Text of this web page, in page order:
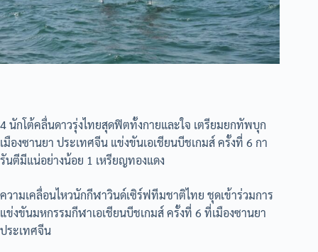
4 นักโต้คลื่นดาวรุ่งไทยสุดฟิตทั้งกายและใจ เตรียมยกทัพบุก
เมืองซานยา ประเทศจีน แข่งขันเอเชียนบีชเกมส์ ครั้งที่ 6 กา
รันตีมีแน่อย่างน้อย 1 เหรียญทองแดง
ความเคลื่อนไหวนักกีฬาวินด์เซิร์ฟทีมชาติไทย ชุดเข้าร่วมการ
แข่งขันมหกรรมกีฬาเอเชียนบีชเกมส์ ครั้งที่ 6 ที่เมืองซานยา
ประเทศจีน